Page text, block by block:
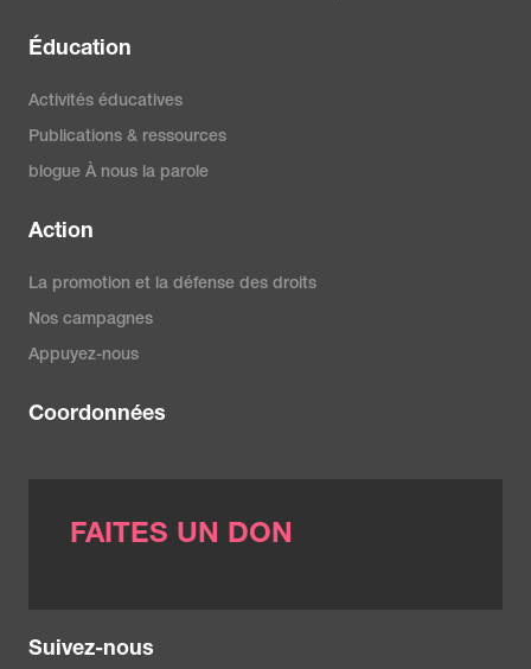
Éducation
Activités éducatives
Publications & ressources
blogue À nous la parole
Action
La promotion et la défense des droits
Nos campagnes
Appuyez-nous
Coordonnées
FAITES UN DON
Suivez-nous